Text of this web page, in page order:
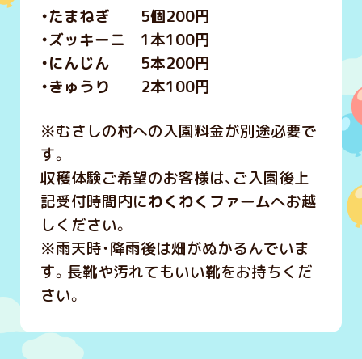
・たまねぎ 5個200円
・ズッキーニ 1本100円
・にんじん 5本200円
・きゅうり 2本100円
※むさしの村への入園料金が別途必要で
す。
収穫体験ご希望のお客様は、ご入園後上
記受付時間内にわくわくファームへお越
しください。
※雨天時・降雨後は畑がぬかるんでいま
す。長靴や汚れてもいい靴をお持ちくだ
さい。